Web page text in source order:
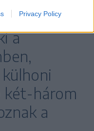
Privacy Policy
nem
a
három
a